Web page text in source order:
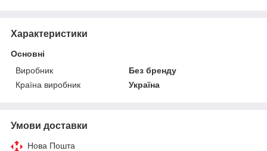
Характеристики
Основні
Виробник
Без бренду
Країна виробник
Україна
Умови доставки
Нова Пошта